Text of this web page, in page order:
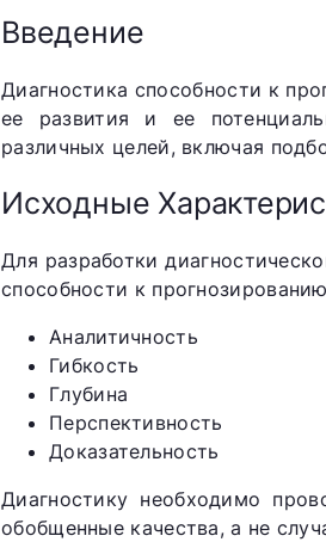
Введение
Диагностика способности к
ее развития и ее
различных целей, включая
Исходные
Для разработки
способности к
Аналитичность
Гибкость
Глубина
Перспективность
Доказательность
Диагностику необходимо
обобщенные качества, а не